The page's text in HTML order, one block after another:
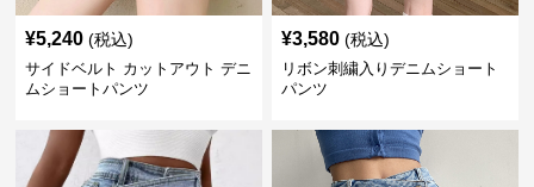
¥5,240 (税込)
サイドベルト カットアウト デニ
ムショートパンツ
¥3,580 (税込)
リボン刺繍入りデニムショート
パンツ